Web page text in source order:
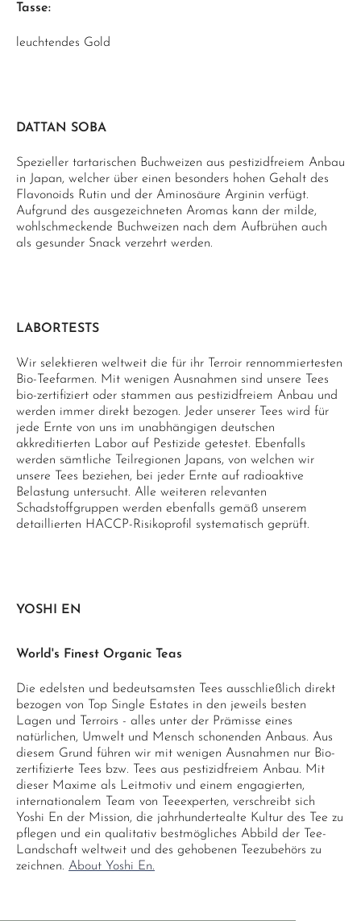
Tasse:
leuchtendes Gold
DATTAN SOBA
Spezieller tartarischen Buchweizen aus pestizidfreiem Anbau
in Japan, welcher über einen besonders hohen Gehalt des
Flavonoids Rutin und der Aminosäure Arginin verfügt.
Aufgrund des ausgezeichneten Aromas kann der milde,
wohlschmeckende Buchweizen nach dem Aufbrühen auch
als gesunder Snack verzehrt werden.
LABORTESTS
Wir selektieren weltweit die für ihr Terroir rennommiertesten
Bio-Teefarmen. Mit wenigen Ausnahmen sind unsere Tees
bio-zertifiziert oder stammen aus pestizidfreiem Anbau und
werden immer direkt bezogen. Jeder unserer Tees wird für
jede Ernte von uns im unabhängigen deutschen
akkreditierten Labor auf Pestizide getestet. Ebenfalls
werden sämtliche Teilregionen Japans, von welchen wir
unsere Tees beziehen, bei jeder Ernte auf radioaktive
Belastung untersucht. Alle weiteren relevanten
Schadstoffgruppen werden ebenfalls gemäß unserem
detaillierten HACCP-Risikoprofil systematisch geprüft.
YOSHI EN
World's Finest Organic Teas
Die edelsten und bedeutsamsten Tees ausschließlich direkt
bezogen von Top Single Estates in den jeweils besten
Lagen und Terroirs - alles unter der Prämisse eines
natürlichen, Umwelt und Mensch schonenden Anbaus. Aus
diesem Grund führen wir mit wenigen Ausnahmen nur Bio-
zertifizierte Tees bzw. Tees aus pestizidfreiem Anbau. Mit
dieser Maxime als Leitmotiv und einem engagierten,
internationalem Team von Teeexperten, verschreibt sich
Yoshi En der Mission, die jahrhundertealte Kultur des Tee zu
pflegen und ein qualitativ bestmögliches Abbild der Tee-
Landschaft weltweit und des gehobenen Teezubehörs zu
zeichnen. About Yoshi En.